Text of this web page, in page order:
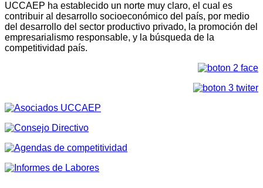
UCCAEP ha establecido un norte muy claro, el cual es
contribuir al desarrollo socioeconómico del país, por medio
del desarrollo del sector productivo privado, la promoción del
empresarialismo responsable, y la búsqueda de la
competitividad país.